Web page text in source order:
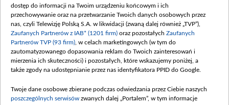
dostęp do informacji na Twoim urządzeniu końcowym i ich
przechowywanie oraz na przetwarzanie Twoich danych osobowych przez
nas, czyli Telewizję Polską S.A. w likwidacji (zwaną dalej również „TVP”),
Zaufanych Partnerów z IAB* (1201 firm) oraz pozostałych Zaufanych
Partnerów TVP (93 firm) , w celach marketingowych (w tym do
zautomatyzowanego dopasowania reklam do Twoich zainteresowań i
mierzenia ich skuteczności) i pozostałych, które wskazujemy poniżej, a
także zgody na udostępnianie przez nas identyfikatora PPID do Google.
Twoje dane osobowe zbierane podczas odwiedzania przez Ciebie naszych
poszczególnych serwisów zwanych dalej „Portalem”, w tym informacje